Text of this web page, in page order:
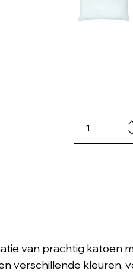
van prachtig katoen
verschillende kleuren,